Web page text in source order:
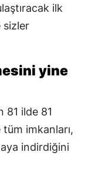
ilk
sizler
yine
81 ilde 81
imkanları,
indirdiğini